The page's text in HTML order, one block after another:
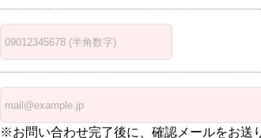
※お問い合わせ完了後に、確認メールをお送